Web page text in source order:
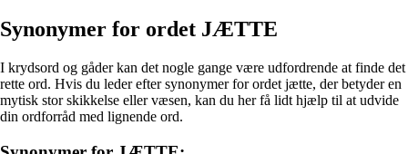
Synonymer for ordet JÆTTE
I krydsord og gåder kan det nogle gange være udfordrende at finde det
rette ord. Hvis du leder efter synonymer for ordet jætte, der betyder en
mytisk stor skikkelse eller væsen, kan du her få lidt hjælp til at udvide
din ordforråd med lignende ord.